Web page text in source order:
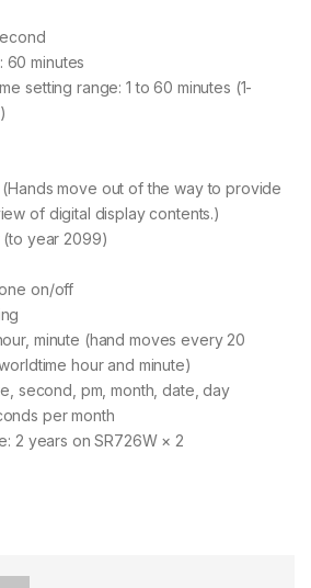
60 minutes
setting range: 1 to 60 minutes (1-
move out of the way to provide
of digital display contents.)
(to year 2099)
on/off
minute (hand moves every 20
hour and minute)
second, pm, month, date, day
per month
2 years on SR726W × 2